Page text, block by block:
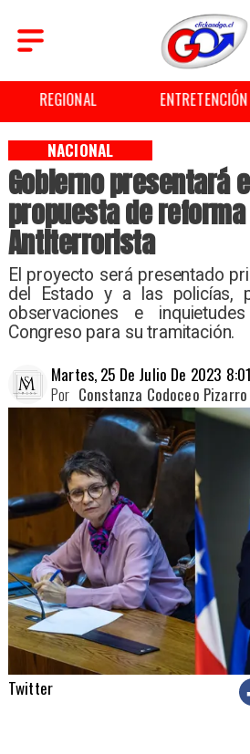
ENTRETENCIÓN DEPORTES
Gobierno presentará
propuesta de reforma
Antiterrorista
El proyecto será presentado
del Estado y a las policías,
observaciones e
Congreso para su tramitación.
NACIONAL
Martes, 25 De Julio De 2023 8:01
Constanza Codoceo Pizarro
Por
Twitter